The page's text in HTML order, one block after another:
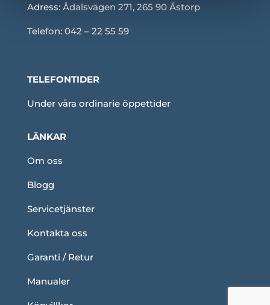
Adress: Ådalsvägen 271, 265 90 Åstorp
Telefon: 042 – 22 55 59
TELEFONTIDER
Under våra ordinarie öppettider
LÄNKAR
Om oss
Blogg
Servicetjänster
Kontakta oss
Garanti / Retur
Manualer